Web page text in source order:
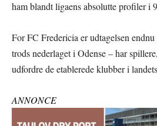
ham blandt ligaens absolutte profiler i
For FC Fredericia er udtagelsen
trods nederlaget i Odense – har
udfordre de etablerede klubber i
ANNONCE